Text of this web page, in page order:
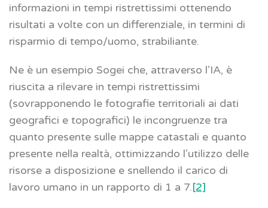
informazioni in tempi ristrettissimi ottenendo
risultati a volte con un differenziale, in termini di
risparmio di tempo/uomo, strabiliante.
Ne è un esempio Sogei che, attraverso l’IA, è
riuscita a rilevare in tempi ristrettissimi
(sovrapponendo le fotografie territoriali ai dati
geografici e topografici) le incongruenze tra
quanto presente sulle mappe catastali e quanto
presente nella realtà, ottimizzando l’utilizzo delle
risorse a disposizione e snellendo il carico di
lavoro umano in un rapporto di 1 a 7.[2]